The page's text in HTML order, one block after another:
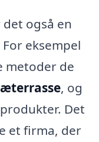
også en
eksempel
metoder de
, og
Det
et firma, der